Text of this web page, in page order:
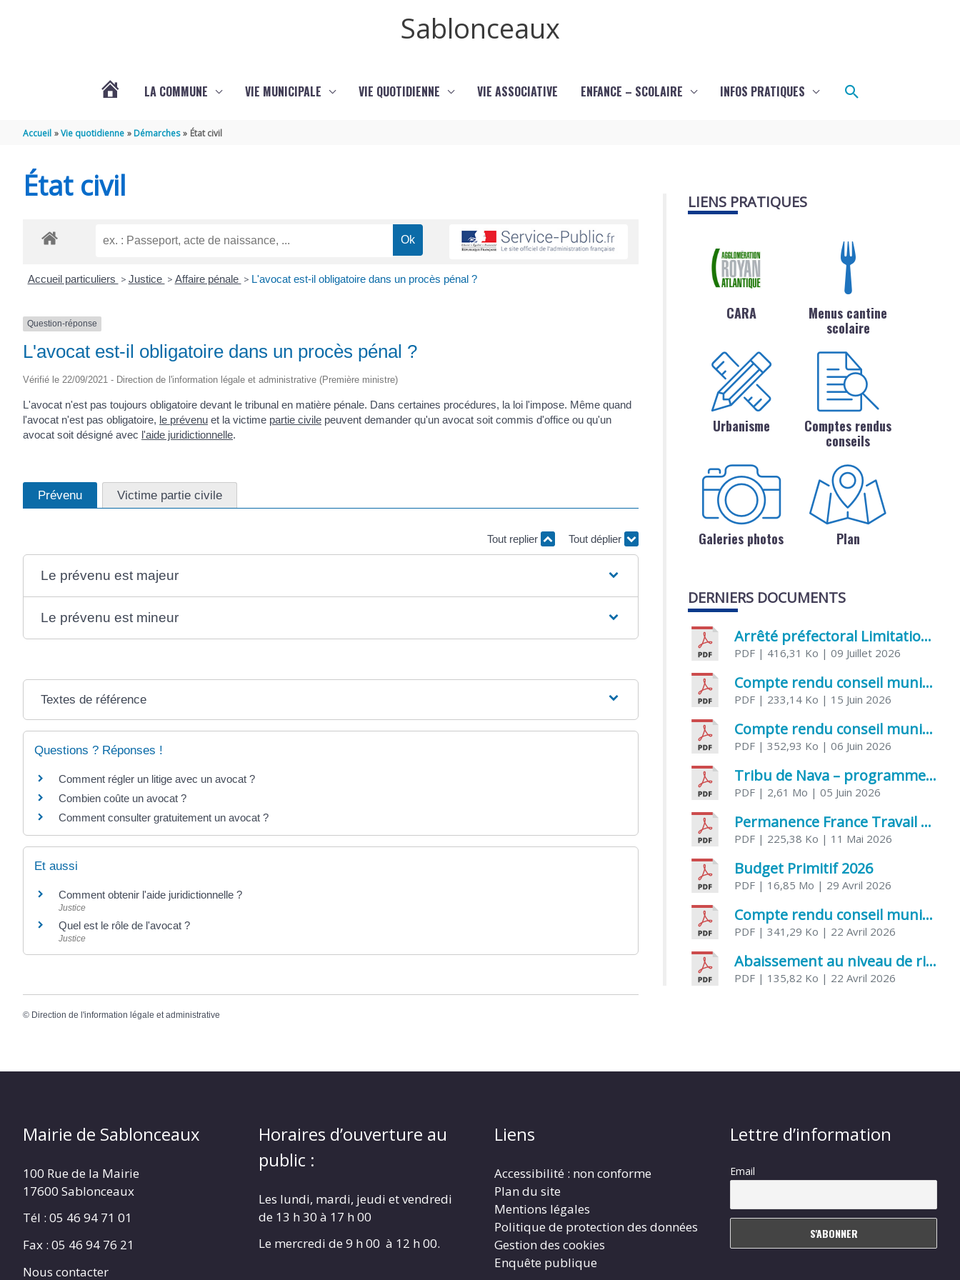
Sablonceaux
LA COMMUNE VIE MUNICIPALE VIE QUOTIDIENNE VIE ASSOCIATIVE ENFANCE – SCOLAIRE INFOS PRATIQUES Rechercher
Accueil Vie quotidienne Démarches État civil
État civil
Accueil particuliers > Justice > Affaire pénale > L'avocat est-il obligatoire dans un procès pénal ?
Question-réponse
L'avocat est-il obligatoire dans un procès pénal ?
Vérifié le 22/09/2021 - Direction de l'information légale et administrative (Première ministre)
L'avocat n'est pas toujours obligatoire devant le tribunal en matière pénale. Dans certaines procédures, la loi l'impose. Même quand
l'avocat n'est pas obligatoire, le prévenu et la victime partie civile peuvent demander qu'un avocat soit commis d'office ou qu'un
avocat soit désigné avec l'aide juridictionnelle.
Prévenu Victime partie civile
Tout replier Tout déplier
Le prévenu est majeur
Le prévenu est mineur
Textes de référence
Questions ? Réponses !
Comment régler un litige avec un avocat ?
Combien coûte un avocat ?
Comment consulter gratuitement un avocat ?
Et aussi
Comment obtenir l'aide juridictionnelle ?
Justice
Quel est le rôle de l'avocat ?
Justice
© Direction de l'information légale et administrative
LIENS PRATIQUES
CARA
Menus cantine
scolaire
Urbanisme
Comptes rendus
conseils
Galeries photos Plan
DERNIERS DOCUMENTS
Arrêté préfectoral Limitation provisoire des usages de l’eau
PDF | 416,31 Ko | 09 Juillet 2026
Compte rendu conseil municipal 5 juin 2026 sénatoriale
PDF | 233,14 Ko | 15 Juin 2026
Compte rendu conseil municipal – 21 avril 2026
PDF | 352,93 Ko | 06 Juin 2026
Tribu de Nava – programme et inscriptions été 2026
PDF | 2,61 Mo | 05 Juin 2026
Permanence France Travail au CCAS de Saujon Juin 2026
PDF | 225,38 Ko | 11 Mai 2026
Budget Primitif 2026
PDF | 16,85 Mo | 29 Avril 2026
Compte rendu conseil municipal – 7 avril 2026
PDF | 341,29 Ko | 22 Avril 2026
Abaissement au niveau de risque modéré de l’Influenza aviaire
PDF | 135,82 Ko | 22 Avril 2026
Mairie de Sablonceaux
100 Rue de la Mairie
17600 Sablonceaux
Tél : 05 46 94 71 01
Fax : 05 46 94 76 21
Nous contacter
Horaires d’ouverture au
public :
Les lundi, mardi, jeudi et vendredi
de 13 h 30 à 17 h 00
Le mercredi de 9 h 00 à 12 h 00.
Liens
Accessibilité : non conforme
Plan du site
Mentions légales
Politique de protection des données
Gestion des cookies
Enquête publique
Lettre d’information
Email